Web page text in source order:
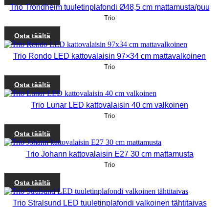
Trio Trondheim tuuletinplafondi Ø48,5 cm mattamusta/puu
Trio
Osta täältä
Trio Rondo LED kattovalaisin 97×34 cm mattavalkoinen
Trio
Osta täältä
Trio Lunar LED kattovalaisin 40 cm valkoinen
Trio
Osta täältä
Trio Johann kattovalaisin E27 30 cm mattamusta
Trio
Osta täältä
Trio Stralsund LED tuuletinplafondi valkoinen tähtitaivas